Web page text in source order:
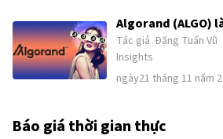
Algorand (ALGO)
tiền điện tử tốt để
Tác giả Đặng Tuấn Vũ
Insights
ngày21 tháng 11 năm
Báo giá thời gian thực